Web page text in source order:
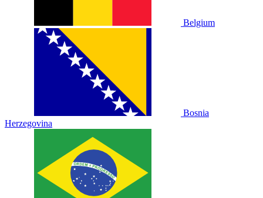
Belgium
Bosnia
Herzegovina